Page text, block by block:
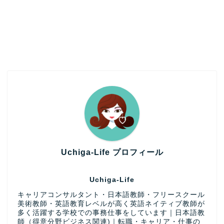
Uchiga-Life プロフィール
Uchiga-Life
キャリアコンサルタント・日本語教師・フリースクール
美術教師・英語教育レベルが高く英語ネイティブ教師が
多く活躍する学校での事務仕事をしています｜日本語教
師（得意分野ビジネス関連)｜転職・キャリア・仕事の